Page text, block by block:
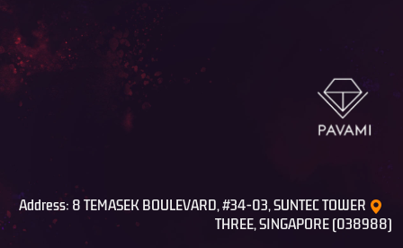
Address: 8 TEMASEK BOULEVARD, #34-03, SUNTEC TOWER
THREE, SINGAPORE (038988)